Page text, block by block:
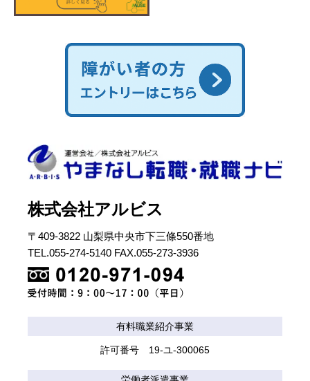
株式会社アルビス
〒409-3822 山梨県中央市下三條550番地
TEL.055-274-5140 FAX.055-273-3936
有料職業紹介事業
許可番号 19-ユ-300065